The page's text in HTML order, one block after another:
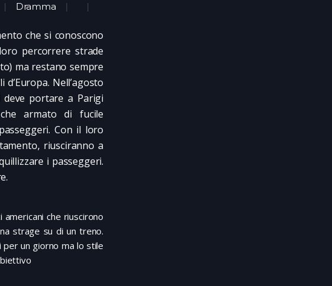
Dramma
che si conoscono
percorrere strade
ma restano sempre
Nell’agosto
portare a Parigi
armato di fucile
Con il loro
riusciranno a
i passeggeri.
che riuscirono
strage su di un treno.
un giorno ma lo stile